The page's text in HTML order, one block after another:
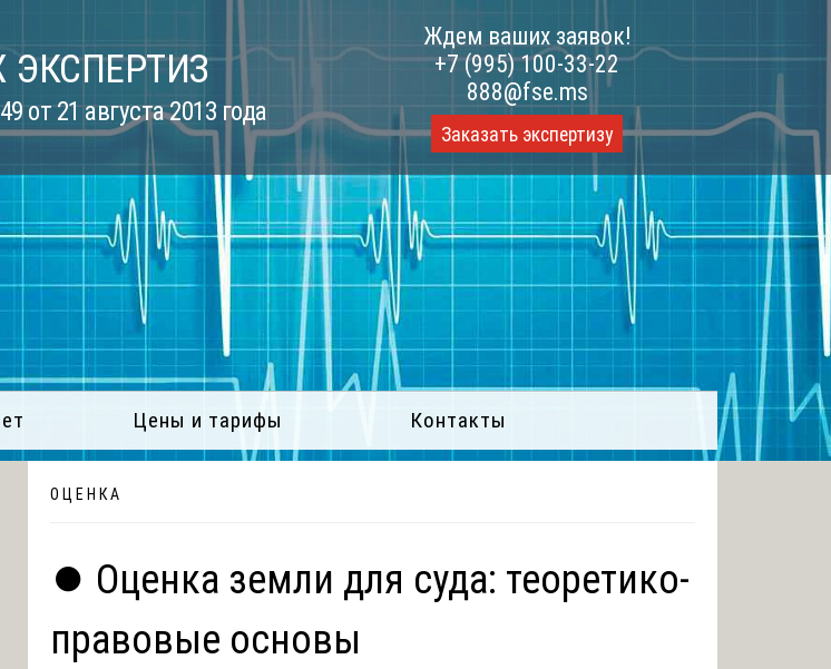
от 21 августа 2013 года
Ждем ваших заявок!
+7 (995) 100-33-22
888@fse.ms
Заказать экспертизу
Цены и тарифы Контакты
О Ц Е Н К А
⏺️ Оценка земли для суда: теоретико-
правовые основы